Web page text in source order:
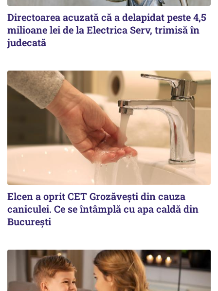
Directoarea acuzată că a delapidat peste 4,5
milioane lei de la Electrica Serv, trimisă în
judecată
Elcen a oprit CET Grozăvești din cauza
caniculei. Ce se întâmplă cu apa caldă din
București